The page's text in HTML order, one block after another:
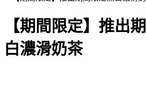
【期間限定】推出
白濃滑奶茶